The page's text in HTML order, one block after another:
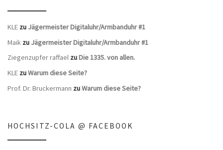
KLE zu Jägermeister Digitaluhr/Armbanduhr #1
Maik zu Jägermeister Digitaluhr/Armbanduhr #1
Ziegenzupfer raffael zuDie 1335. von allen.
KLE zuWarum diese Seite?
Prof. Dr. Bruckermann zuWarum diese Seite?
HOCHSITZ-COLA @ FACEBOOK